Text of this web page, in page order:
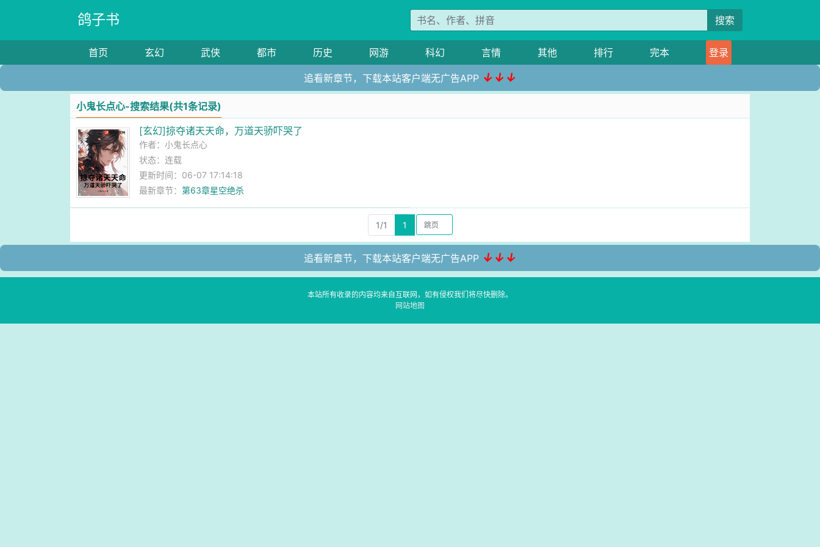
鸽子书 搜索
首页 玄幻 武侠 都市 历史 网游 科幻 言情 其他 排行 完本 登录
追看新章节，下载本站客户端无广告APP ↓↓↓
小鬼长点心-搜索结果(共1条记录)
[玄幻]掠夺诸天天命，万道天骄吓哭了
作者： 小鬼长点心
状态：连载
更新时间：06-07 17:14:18
最新章节：第63章星空绝杀
1/1 1
追看新章节，下载本站客户端无广告APP ↓↓↓
本站所有收录的内容均来自互联网，如有侵权我们将尽快删除。
网站地图